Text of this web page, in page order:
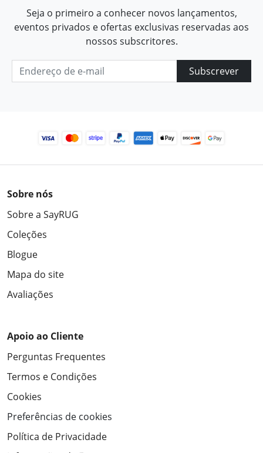
Seja o primeiro a conhecer novos lançamentos,
eventos privados e ofertas exclusivas reservadas aos
nossos subscritores.
Subscrever
Sobre nós
Sobre a SayRUG
Coleções
Blogue
Mapa do site
Avaliações
Apoio ao Cliente
Perguntas Frequentes
Termos e Condições
Cookies
Preferências de cookies
Política de Privacidade